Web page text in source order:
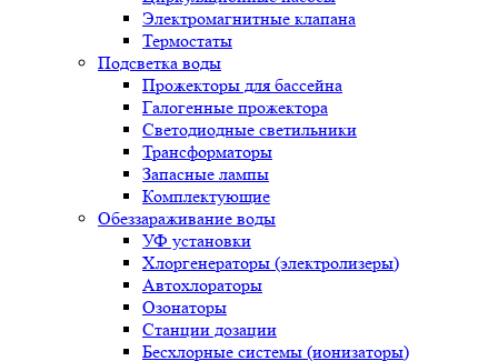
Электромагнитные клапана
Термостаты
Подсветка воды
Прожекторы для бассейна
Галогенные прожектора
Светодиодные светильники
Трансформаторы
Запасные лампы
Комплектующие
Обеззараживание воды
УФ установки
Хлоргенераторы (электролизеры)
Автохлораторы
Озонаторы
Станции дозации
Бесхлорные системы (ионизаторы)